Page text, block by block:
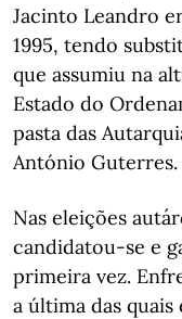
Jacinto Leandro
1995, tendo
que assumiu na
Estado do
pasta das
António Guterres.
Nas eleições
candidatou-se e
primeira vez.
a última das